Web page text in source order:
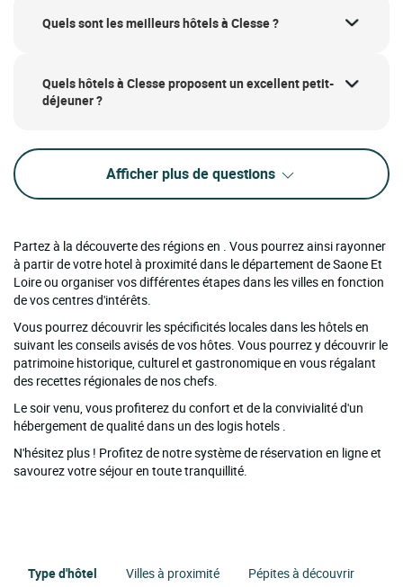
Quels sont les meilleurs hôtels à Clesse ?
Quels hôtels à Clesse proposent un excellent petit-
déjeuner ?
Afficher plus de questions
Partez à la découverte des régions en . Vous pourrez ainsi rayonner
à partir de votre hotel à proximité dans le département de Saone Et
Loire ou organiser vos différentes étapes dans les villes en fonction
de vos centres d'intérêts.
Vous pourrez découvrir les spécificités locales dans les hôtels en
suivant les conseils avisés de vos hôtes. Vous pourrez y découvrir le
patrimoine historique, culturel et gastronomique en vous régalant
des recettes régionales de nos chefs.
Le soir venu, vous profiterez du confort et de la convivialité d'un
hébergement de qualité dans un des logis hotels .
N'hésitez plus ! Profitez de notre système de réservation en ligne et
savourez votre séjour en toute tranquillité.
Type d'hôtel Villes à proximité Pépites à découvrir